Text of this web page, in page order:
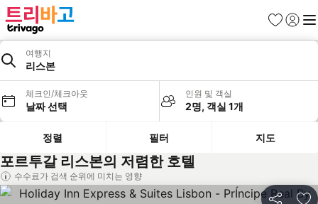
즐겨찾기
로그인
메
여행지
리스본
체크인/체크아웃
날짜 선택
인원 및 객실
2명, 객실 1개
정렬 필터 지도
포르투갈 리스본의 저렴한 호텔
수수료가 검색 순위에 미치는 영향